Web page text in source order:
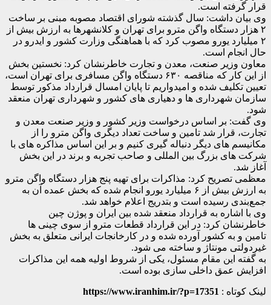
قرار گرفته است.
وی بیان داشت: سال گذشته شورای اقتصاد مصوبه مبنی بر ساخت
۲ هزار دستگاه واگن مترو برای تهران و کلانشهرها به ارزش بیش از
۲ میلیارد یورو مصوب کرد که با هماهنگی وزارت کشور و ایدرو در
حال انجام است.
معاون وزیر صنعت، معدن و تجارت خاطرنشان کرد: نخستین بخش
از این کار که مناقصه ۶۳۰ دستگاه واگن مسافری برای تهران است،
تعیین تکلیف شده و امیدواریم تا پایان امسال قرارداد مذکور توسط
سازمان شهرداری ها و دهیاری های کشور و شهرداری تهران منعقد
شود.
وی گفت: بر اساس درخواست وزیر کشور و وزیر صنعت معدن و
تجارت، قرار شد تامین و ساخت تعداد دیگری واگن مترو را از
مکانیسم های دیگر دنباله گیری کنیم و بر این اساس مذاکره های با
شرکت های بزرگ بین المللی و صاحب تجربه و برند در این بخش
آغاز شد.
معظمی تصریح کرد: مذاکرات برای تهیه پنج هزار دستگاه واگن مترو
به ارزش بیش از ۶ میلیارد یورو انجام شده که بخش عمده آن به
جمع‌بندی رسیده است و بتدریج اعلام خواهد شد.
وی با اشاره به قرارداد منعقد شده بین ایران و پوژن چین
خاطرنشان کرد: در این قرارداد قطعات مترو از سوی چینی ها
تامین و به کشور آورده شده و در کارخانجات ایرانی متعلق به بخش
غیردولتی مونتاژ و ساخته می شود.
به گفته این مقام مسئول، یکی از شروط اولیه همه این مذاکرات
افزایش عمق داخلی سازی بوده است.
لینک کوتاه : https://www.iranhim.ir/?p=17351